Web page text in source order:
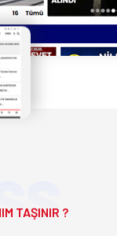
TAŞINIR ?